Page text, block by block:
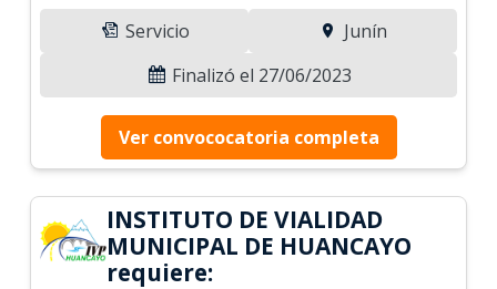
Servicio
Junín
Finalizó el 27/06/2023
Ver convococatoria completa
INSTITUTO DE VIALIDAD
MUNICIPAL DE HUANCAYO
requiere: